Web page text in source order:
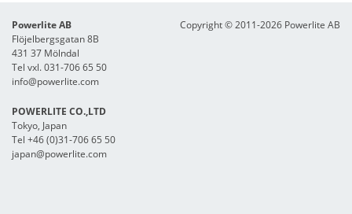
Powerlite AB
Flöjelbergsgatan 8B
431 37 Mölndal
Tel vxl. 031-706 65 50
info@powerlite.com
POWERLITE CO.,LTD
Tokyo, Japan
Tel +46 (0)31-706 65 50
japan@powerlite.com
Copyright © 2011-2026 Powerlite AB